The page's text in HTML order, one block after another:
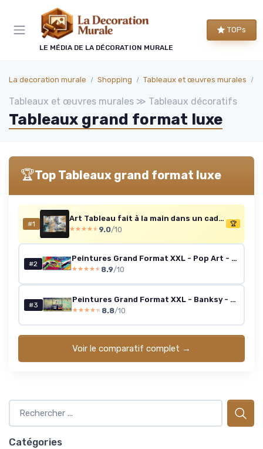
LE MÉDIA DE LA DÉCORATION MURALE
TOPs
La decoration murale Shopping Tableaux et œuvres murales
Tableaux et œuvres murales ≫ Tableaux décoratifs
Tableaux grand format luxe
🏆Top Tableaux grand format luxe
#1
Art Tableau fait à la main dans un cadre encadré Consonances dorées les couleurs noir et or Peinture abstraite Art contemporain 120x80 cm 120L x 80l cm Harmonies dorées
★★★★★
★★★★★ 9.0/10
🏆
#2
Peintures Grand Format XXL - Pop Art - Mains de Création - Toile - 308x140cm - 3pcs - x 100x140cm - Grande Image 308x140cm - 3pz - x 100x140cm Pop Art - Mains de Création
★★★★★
★★★★★ 8.9/10
#3
Peintures Grand Format XXL - Banksy - Street Art - Enfants Qui Font Pipi - Toile - 218x100cm - 3pcs - x 70x100cm - Grande Image 218x100cm - 3pz - x 70x100cm Street Art - Enfants Qui Font Pipi
★★★★★
★★★★★ 8.8/10
Voir le comparatif complet →
Catégories
Panneau de gestion des cookies